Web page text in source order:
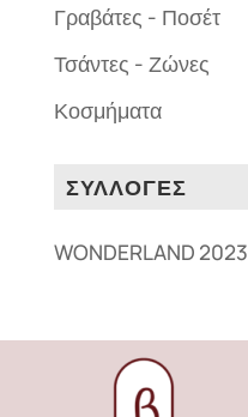
Γραβάτες - Ποσέτ
Τσάντες - Ζώνες
Κοσμήματα
ΣΥΛΛΟΓΕΣ
WONDERLAND 2023